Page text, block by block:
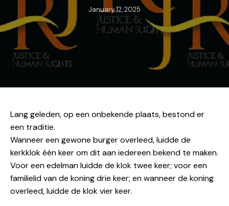
January 12, 2025
Lang geleden, op een onbekende plaats, bestond er
een traditie.
Wanneer een gewone burger overleed, luidde de
kerkklok één keer om dit aan iedereen bekend te maken.
Voor een edelman luidde de klok twee keer; voor een
familielid van de koning drie keer; en wanneer de koning
overleed, luidde de klok vier keer.